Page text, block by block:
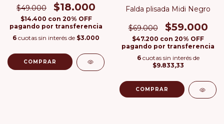
$49.000 $18.000
$14.400 con 20% OFF
pagando por transferencia
6 cuotas sin interés de $3.000
COMPRAR
Falda plisada Midi Negro
$69.000 $59.000
$47.200 con 20% OFF
pagando por transferencia
6 cuotas sin interés de
$9.833,33
COMPRAR